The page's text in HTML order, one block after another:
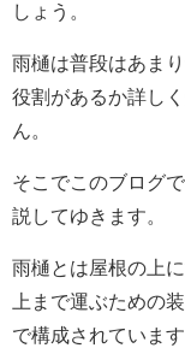
しょう。
雨樋は普段はあま
役割があるか詳し
ん。
そこでこのブログ
説してゆきます。
雨樋とは屋根の上
上まで運ぶための
で構成されています